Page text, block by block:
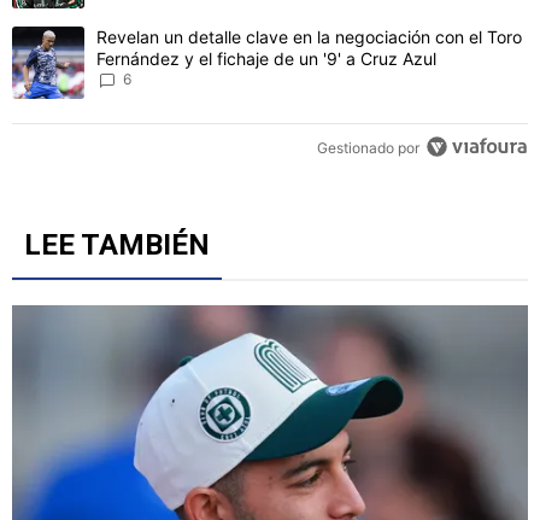
Un artículo de tendencia con el título "Revelan un detalle clave
Revelan un detalle clave en la negociación con el Toro
Fernández y el fichaje de un '9' a Cruz Azul
6
Gestionado por
LEE TAMBIÉN